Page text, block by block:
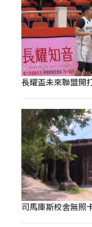
長耀盃未來聯盟開
司馬庫斯校舍無照